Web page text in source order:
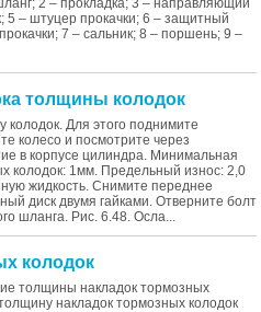
2 – прокладка; 3 – направляющий
5 – штуцер прокачки; 6 – защитный
7 – сальник; 8 – поршень; 9 –
толщины колодок
колодок. Для этого поднимите
колесо и посмотрите через
в корпусе цилиндра. Минимальная
колодок: 1мм. Предельный износ: 2,0
жидкость. Снимите переднее
диск двумя гайками. Отверните болт
шланга. Рис. 6.48. Осла...
колодок
толщины накладок тормозных
накладок тормозных колодок